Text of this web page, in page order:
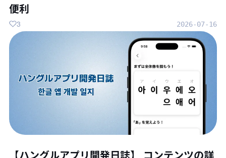
便利
2026-07-16
3
【ハングルアプリ開発日誌】 コンテンツの詳